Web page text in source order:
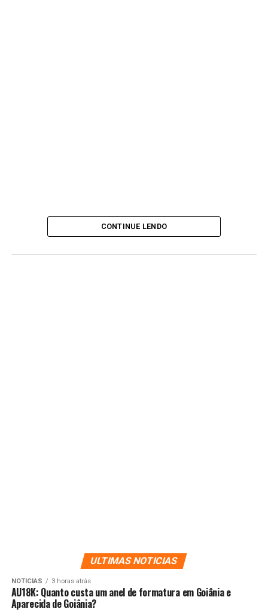
CONTINUE LENDO
ULTIMAS NOTICIAS
NOTICIAS 3 horas atrás
AU18K: Quanto custa um anel de formatura em Goiânia e
Aparecida de Goiânia?